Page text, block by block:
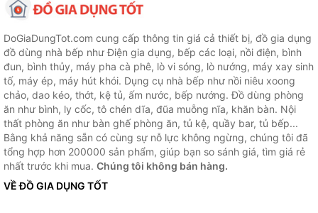
DoGiaDungTot.com cung cấp thông tin giá cả thiết bị, đồ gia dụng
đồ dùng nhà bếp như Điện gia dụng, bếp các loại, nồi điện, bình
đun, bình thủy, máy pha cà phê, lò vi sóng, lò nướng, máy xay sinh
tố, máy ép, máy hút khói. Dụng cụ nhà bếp như nồi niêu xoong
chảo, dao kéo, thớt, kệ tủ, ấm nước, bếp nướng. Đồ dùng phòng
ăn như bình, ly cốc, tô chén dĩa, đũa muỗng nĩa, khăn bàn. Nội
thất phòng ăn như bàn ghế phòng ăn, tủ kệ, quầy bar, tủ bếp...
Bằng khả năng sẵn có cùng sự nỗ lực không ngừng, chúng tôi đã
tổng hợp hơn 200000 sản phẩm, giúp bạn so sánh giá, tìm giá rẻ
nhất trước khi mua. Chúng tôi không bán hàng.
VỀ ĐỒ GIA DỤNG TỐT